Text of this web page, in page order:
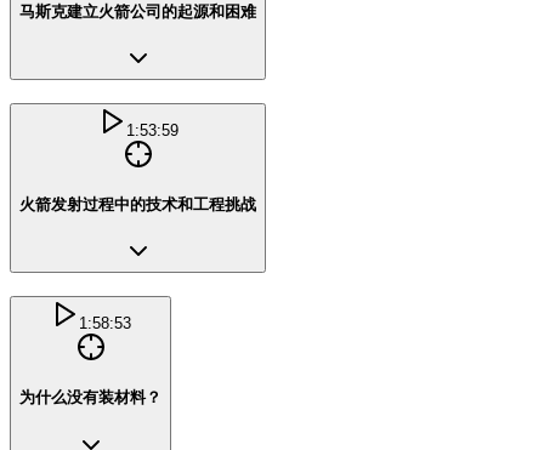
马斯克建立火箭公司的起源和困难
1:53:59
火箭发射过程中的技术和工程挑战
1:58:53
为什么没有装材料？